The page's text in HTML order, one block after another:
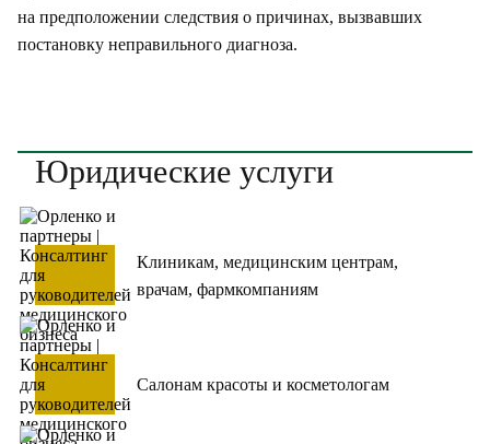
на предположении следствия о причинах, вызвавших
постановку неправильного диагноза.
Юридические услуги
Клиникам, медицинским центрам,
врачам, фармкомпаниям
Салонам красоты и косметологам